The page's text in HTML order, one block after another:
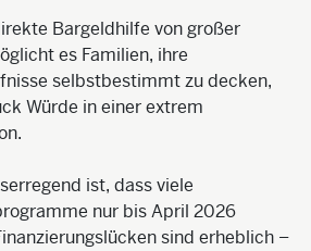
Bargeldhilfe von großer
es Familien, ihre
selbstbestimmt zu decken,
Würde in einer extrem
ist, dass viele
nur bis April 2026
sind erheblich –